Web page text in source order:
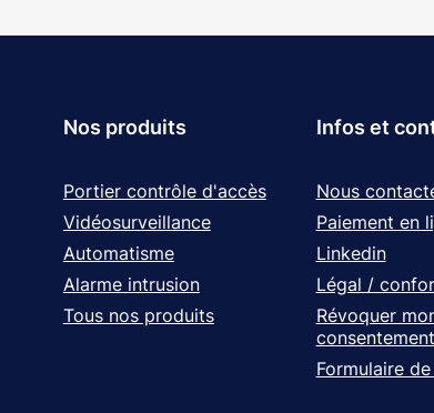
Nos produits
Portier contrôle d'accès
Vidéosurveillance
Automatisme
Alarme intrusion
Tous nos produits
Infos et
Nous
Paiement en
Linkedin
Légal /
Révoquer
consentement
Formulaire